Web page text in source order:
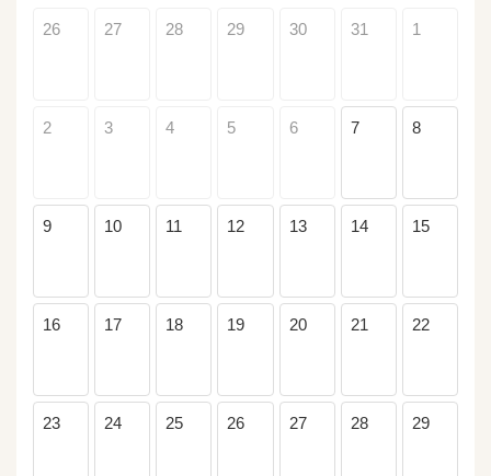
26 27 28 29 30 31 1
2 3 4 5 6 7 8
9 10 11 12 13 14 15
16 17 18 19 20 21 22
23 24 25 26 27 28 29